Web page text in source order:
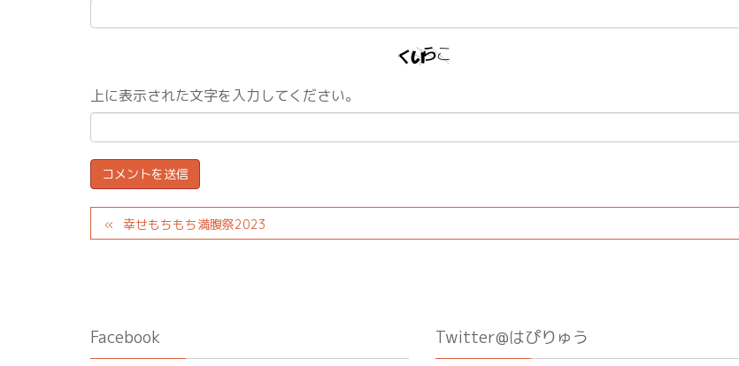
上に表示された文字を入力してください。
幸せもちもち満腹祭2023
Facebook Twitter@はぴりゅう